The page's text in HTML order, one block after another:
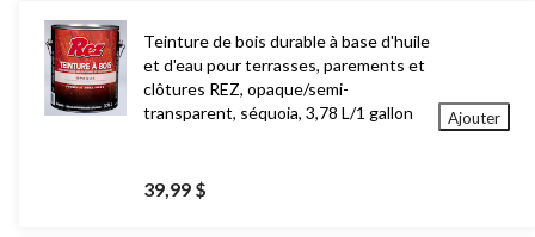
Teinture de bois durable à base d'huile
et d'eau pour terrasses, parements et
clôtures REZ, opaque/semi-
transparent, séquoia, 3,78 L/1 gallon
39,99 $
Ajouter